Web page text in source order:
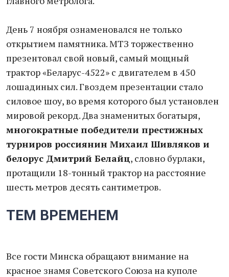
День 7 ноября ознаменовался не только
открытием памятника. МТЗ торжественно
презентовал свой новый, самый мощный
трактор «Беларус-4522» с двигателем в 450
лошадиных сил. Гвоздем презентации стало
силовое шоу, во время которого был установлен
мировой рекорд. Два знаменитых богатыря,
многократные победители престижных
турниров россиянин Михаил Шивляков и
белорус Дмитрий Белайц, словно бурлаки,
протащили 18-тонный трактор на расстояние
шесть метров десять сантиметров.
ТЕМ ВРЕМЕНЕМ
Все гости Минска обращают внимание на
красное знамя Советского Союза на куполе